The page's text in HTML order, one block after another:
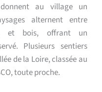
au village un
alternent entre
et bois, offrant un
Plusieurs sentiers
de la Loire, classée au
toute proche.